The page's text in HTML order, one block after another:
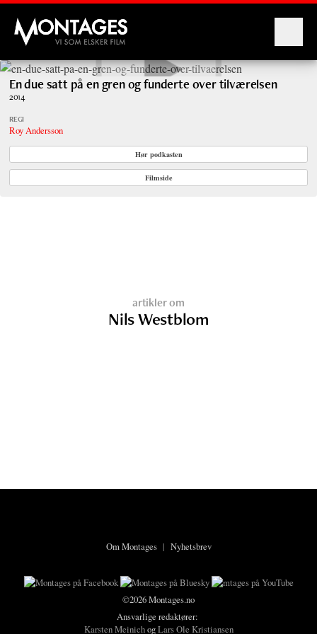
Montages
En due satt på en gren og funderte over tilværelsen
2014
REGI
Roy Andersson
Hør podkasten
Filmside
artikler om
Nils Westblom
Om Montages| Nyhetsbrev
©2026 Montages.no
Ansvarlige redaktører:
Karsten MeinichogLars Ole Kristiansen